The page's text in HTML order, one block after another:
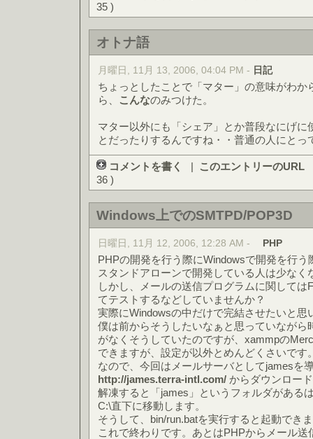
35 )
オトナ語
月曜日, 11月 13, 2006, 04:04 PM - 日記
ちょっとしたことで「マター」の意味がわか
ら、
こんなのみつけた。
マター以外にも「シェア」とか普段なにげに
とだったりするんですね・・普通の人にとっ
コメントを書く | このエントリーのURL
36 )
Windows上でのSMTPD/POP3D
日曜日, 11月 12, 2006, 12:28 AM - PHP
PHPの開発を行う際にWindowsで開発を行
スタンドアローンで開発している人は少な
しかし、メールの送信プログラムに関しては
てテストするなどしていませんか？
実際にWindowsの中だけで完結させたいと思
僕は前からそうしたいなぁと思っていながら
がなくそうしていたのですが、xammpの
できますが、設定が以外とめんどくさいです
なので、今回はメールサーバとしてjamesを
http://james.terra-intl.com/ からダウンロー
解凍すると「james」というフォルダがある
C:\直下に移動します。
そうして、bin/run.batを実行すると起動でき
これで終わりです。あとはPHPからメール